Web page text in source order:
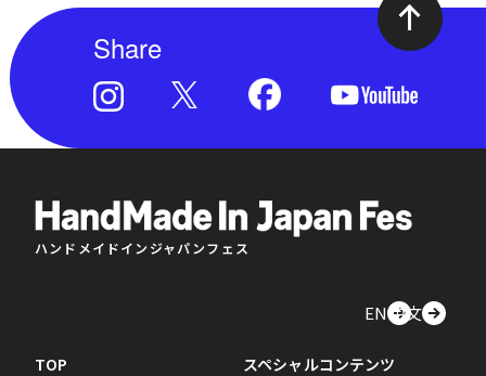
Share
ハンドメイドインジャパンフェス
EN中文
TOP
スペシャルコンテンツ